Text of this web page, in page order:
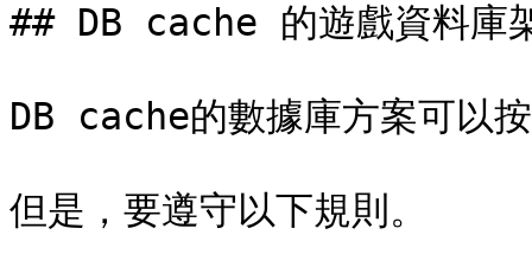
## DB cache 的遊戲資料庫
DB cache的數據庫方案可以
但是，要遵守以下規則。